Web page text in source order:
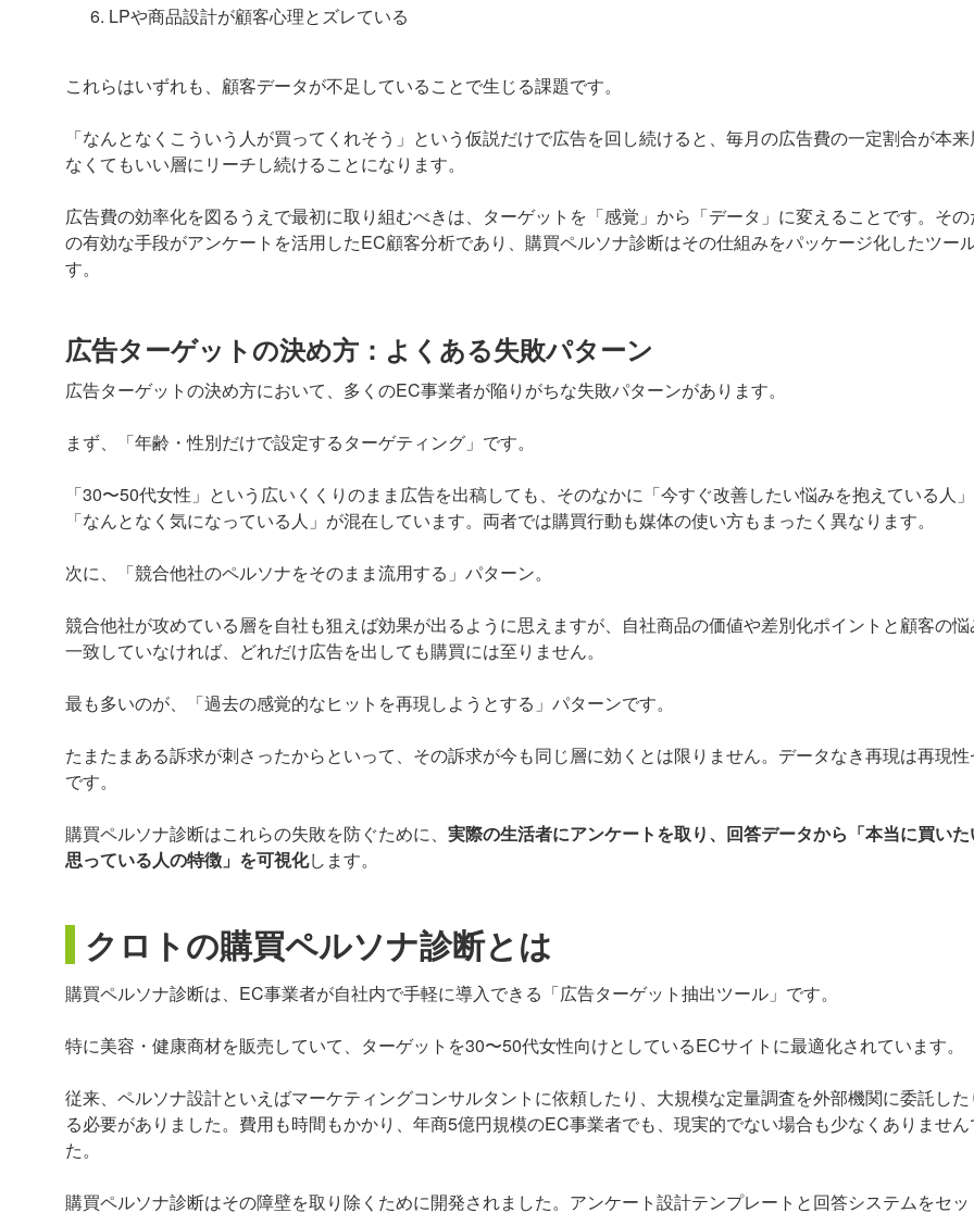
LPや商品設計が顧客心理とズレている
これらはいずれも、顧客データが不足していることで生じる課題です。
「なんとなくこういう人が買ってくれそう」という仮説だけで広告を回し続けると、毎月の広告費の一定割合が本
なくてもいい層にリーチし続けることになります。
広告費の効率化を図るうえで最初に取り組むべきは、ターゲットを「感覚」から「データ」に変えることです。その
の有効な手段がアンケートを活用したEC顧客分析であり、購買ペルソナ診断はその仕組みをパッケージ化したツー
す。
広告ターゲットの決め方：よくある失敗パターン
広告ターゲットの決め方において、多くのEC事業者が陥りがちな失敗パターンがあります。
まず、「年齢・性別だけで設定するターゲティング」です。
「30〜50代女性」という広いくくりのまま広告を出稿しても、そのなかに「今すぐ改善したい悩みを抱えている人
「なんとなく気になっている人」が混在しています。両者では購買行動も媒体の使い方もまったく異なります。
次に、「競合他社のペルソナをそのまま流用する」パターン。
競合他社が攻めている層を自社も狙えば効果が出るように思えますが、自社商品の価値や差別化ポイントと顧客の
一致していなければ、どれだけ広告を出しても購買には至りません。
最も多いのが、「過去の感覚的なヒットを再現しようとする」パターンです。
たまたまある訴求が刺さったからといって、その訴求が今も同じ層に効くとは限りません。データなき再現は再現性
です。
購買ペルソナ診断はこれらの失敗を防ぐために、 実際の生活者にアンケートを取り、回答データから「本当に買いた
思っている人の特徴」を可視化します。
クロトの購買ペルソナ診断とは
購買ペルソナ診断は、EC事業者が自社内で手軽に導入できる「広告ターゲット抽出ツール」です。
特に美容・健康商材を販売していて、ターゲットを30〜50代女性向けとしているECサイトに最適化されています。
従来、ペルソナ設計といえばマーケティングコンサルタントに依頼したり、大規模な定量調査を外部機関に委託した
る必要がありました。費用も時間もかかり、年商5億円規模のEC事業者でも、現実的でない場合も少なくありません
た。
購買ペルソナ診断はその障壁を取り除くために開発されました。アンケート設計テンプレートと回答システムをセ